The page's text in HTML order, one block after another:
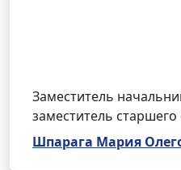
Заместитель
заместитель
Шпарага Мария